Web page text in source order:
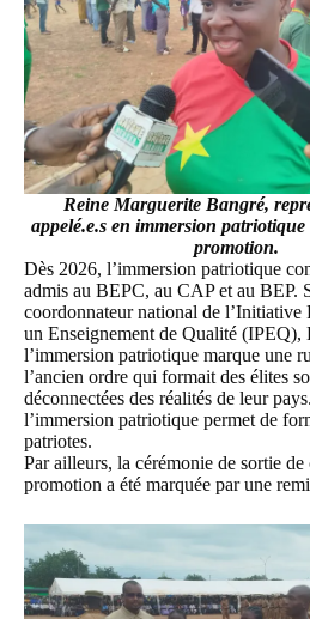
Reine Marguerite Bangré,
appelé.e.s en immersion patriotique
promotion.
Dès 2026, l’immersion patriotique
admis au BEPC, au CAP et au BEP.
coordonnateur national de l’Initiative
un Enseignement de Qualité (IPEQ),
l’immersion patriotique marque une
l’ancien ordre qui formait des élites
déconnectées des réalités de leur
l’immersion patriotique permet de
patriotes.
Par ailleurs, la cérémonie de sortie de
promotion a été marquée par une